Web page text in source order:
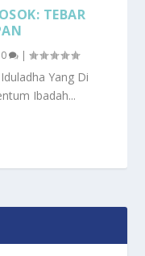
TEBAR
0 |
Yang Di
Ibadah...